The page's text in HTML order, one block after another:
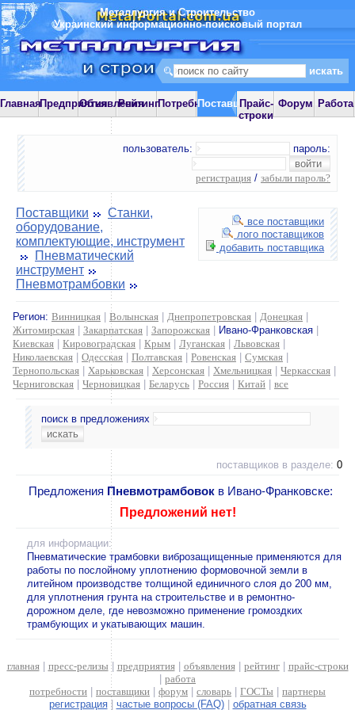
Металлургия и Строительство
Украинский информационно-поисковый портал
ГлавнаяПредприятияОбъявления
РейтингПотребностиПоставщики
Прайс-
строки
Форум Работа
пользователь: пароль:
регистрация / забыли пароль?
все поставщики
лого поставщиков
добавить поставщика
Поставщики
Станки,
оборудование,
комплектующие, инструмент
Пневматический
инструмент
Пневмотрамбовки
Регион: Винницкая Волынская Днепропетровская Донецкая
Житомирская
Закарпатская Запорожская Ивано-Франковская
Киевская
Кировоградская Крым Луганская Львовская
Николаевская
Одесская Полтавская Ровенская Сумская
Тернопольская
Харьковская Херсонская Хмельницкая Черкасская
Черниговская
Черновицкая Беларусь Россия Китай все
поиск в предложениях
поставщиков в разделе: 0
Предложения Пневмотрамбовок в Ивано-Франковске:
Предложений нет!
для информации:
Пневматические трамбовки виброзащищенные применяются для
работы по послойному уплотнению формовочной земли в
литейном производстве толщиной единичного слоя до 200 мм,
для уплотнения грунта на строительстве и в ремонтно-
дорожном деле, где невозможно применение громоздких
трамбующих и укатывающих машин.
главная| пресс-релизы | предприятия| объявления| рейтинг| прайс-строки
работа
потребности
поставщики форум словарь ГОСТы
партнеры
регистрация| частые вопросы (FAQ)| обратная связь